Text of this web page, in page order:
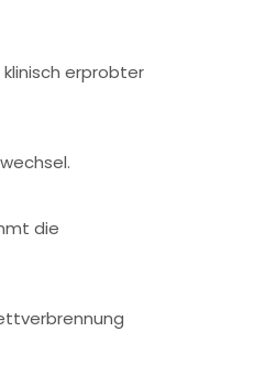
erprobter
die